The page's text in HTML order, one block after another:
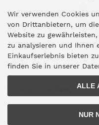
Kundengruppe
Wir verwenden Cookies
von Drittanbietern, um
Website zu
zu analysieren und Ihnen
Einkaufserlebnis bieten
finden Sie in unserer
ALLE
NUR